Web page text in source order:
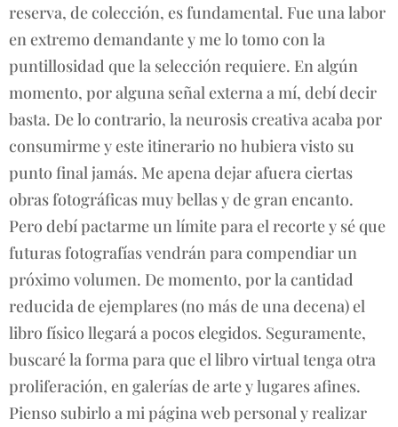
reserva, de colección, es fundamental. Fue una labor
en extremo demandante y me lo tomo con la
puntillosidad que la selección requiere. En algún
momento, por alguna señal externa a mí, debí decir
basta. De lo contrario, la neurosis creativa acaba por
consumirme y este itinerario no hubiera visto su
punto final jamás. Me apena dejar afuera ciertas
obras fotográficas muy bellas y de gran encanto.
Pero debí pactarme un límite para el recorte y sé que
futuras fotografías vendrán para compendiar un
próximo volumen. De momento, por la cantidad
reducida de ejemplares (no más de una decena) el
libro físico llegará a pocos elegidos. Seguramente,
buscaré la forma para que el libro virtual tenga otra
proliferación, en galerías de arte y lugares afines.
Pienso subirlo a mi página web personal y realizar